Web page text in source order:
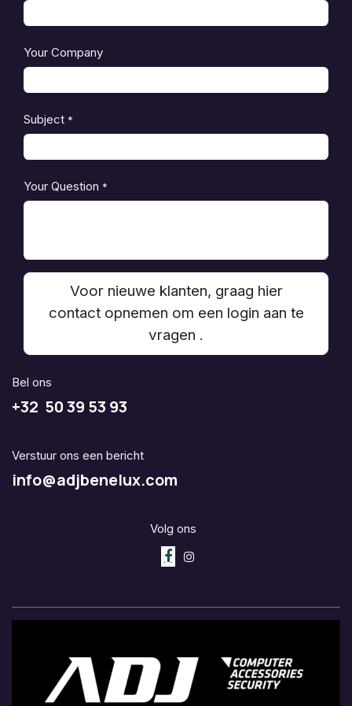
Your Company
Subject *
Your Question *
Voor nieuwe klanten, graag hier
contact opnemen om een login aan te
vragen .
Bel ons
+32 50 39 53 93
Verstuur ons een bericht
info@adjbenelux.com
Volg ons